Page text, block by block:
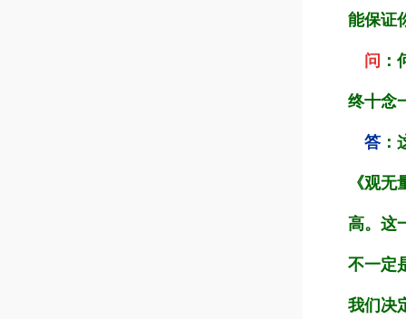
能保证
问
终十念
答：
《观
高。这
不一定
我们决